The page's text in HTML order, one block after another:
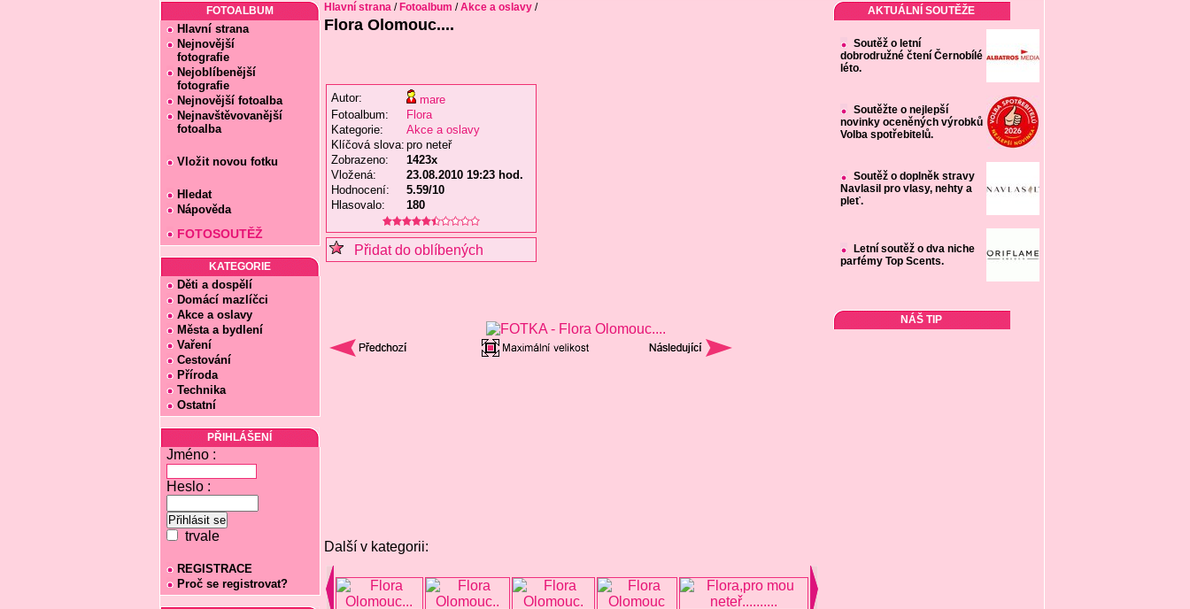
FOTOALBUM
Hlavní strana
Nejnovější
fotografie
Nejoblíbenější
fotografie
Nejnovější fotoalba
Nejnavštěvovanější
fotoalba
Vložit novou fotku
Hledat
Nápověda
FOTOSOUTĚŽ
KATEGORIE
Děti a dospělí
Domácí mazlíčci
Akce a oslavy
Města a bydlení
Vaření
Cestování
Příroda
Technika
Ostatní
PŘIHLÁŠENÍ
Jméno :
Heslo :
trvale
REGISTRACE
Proč se registrovat?
Hlavní strana/ Fotoalbum /Akce a oslavy/
Flora Olomouc....
Autor:
mare
Fotoalbum:
Flora
Kategorie:
Akce a oslavy
Klíčová slova: pro neteř
Zobrazeno:
1423x
Vložená:
23.08.2010 19:23 hod.
Hodnocení:
5.59/10
Hlasovalo:
180
Přidat do oblíbených
Další v kategorii:
AKTUÁLNÍ SOUTĚŽE
Soutěž o letní
dobrodružné čtení Černobílé
léto.
Soutěžte o nejlepší
novinky oceněných výrobků
Volba spotřebitelů.
Soutěž o doplněk stravy
Navlasil pro vlasy, nehty a
pleť.
Letní soutěž o dva niche
parfémy Top Scents.
NÁŠ TIP